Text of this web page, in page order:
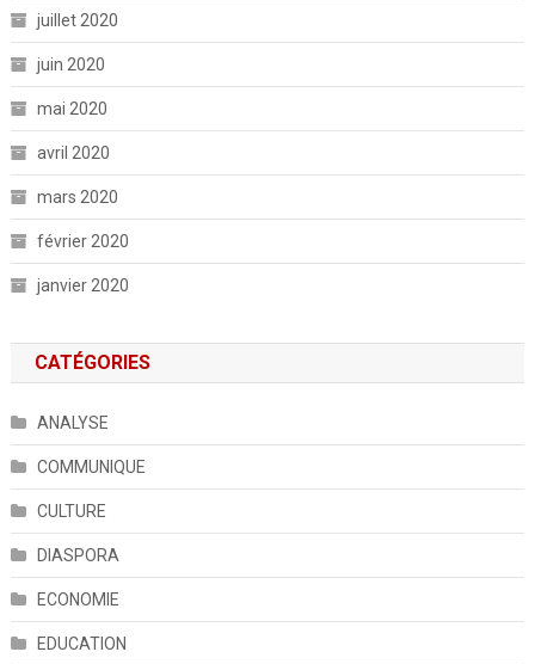
juillet 2020
juin 2020
mai 2020
avril 2020
mars 2020
février 2020
janvier 2020
CATÉGORIES
ANALYSE
COMMUNIQUE
CULTURE
DIASPORA
ECONOMIE
EDUCATION